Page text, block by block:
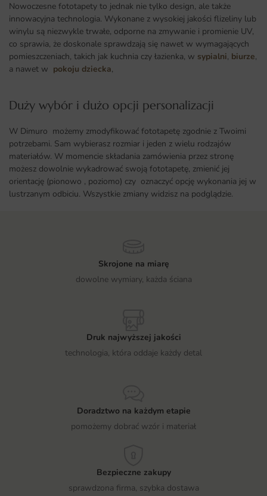
Nowoczesne fototapety to jednak nie tylko design, ale także
innowacyjna technologia. Wykonane z wysokiej jakości flizeliny lub
winylu są niezwykle trwałe, odporne na zmywanie i promienie UV,
co sprawia, że doskonale sprawdzają się nawet w wymagających
pomieszczeniach, takich jak kuchnia czy łazienka, w sypialni, biurze,
a nawet w pokoju dziecka,
Duży wybór i dużo opcji personalizacji ​
W Dimuro możemy zmodyfikować fototapetę zgodnie z Twoimi
potrzebami. Sam wybierasz rozmiar i jeden z wielu rodzajów
materiałów. W momencie składania zamówienia przez stronę
możesz dowolnie wykadrować swoją fototapetę, zmienić jej
orientację (pionowo , poziomo) czy oznaczyć opcję wykonania jej w
lustrzanym odbiciu. Wszystkie zmiany widzisz na podglądzie.
Skrojone na miarę
dowolne wymiary, każda ściana
Druk najwyższej jakości
technologia, która oddaje każdy detal
Doradztwo na każdym etapie
pomożemy dobrać wzór i materiał
Bezpieczne zakupy
sprawdzona firma, szybka dostawa